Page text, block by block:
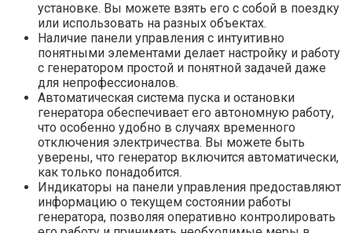
установке. Вы можете взять его с собой в поездку
или использовать на разных объектах.
Наличие панели управления с интуитивно
понятными элементами делает настройку и работу
с генератором простой и понятной задачей даже
для непрофессионалов.
Автоматическая система пуска и остановки
генератора обеспечивает его автономную работу,
что особенно удобно в случаях временного
отключения электричества. Вы можете быть
уверены, что генератор включится автоматически,
как только понадобится.
Индикаторы на панели управления предоставляют
информацию о текущем состоянии работы
генератора, позволяя оперативно контролировать